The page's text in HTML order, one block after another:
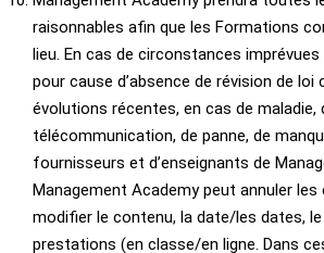
raisonnables afin que les Formations
lieu. En cas de circonstances imprévues
pour cause d’absence de révision de loi
évolutions récentes, en cas de maladie,
télécommunication, de panne, de
fournisseurs et d’enseignants de
Management Academy peut annuler les
modifier le contenu, la date/les dates, le
prestations (en classe/en ligne. Dans